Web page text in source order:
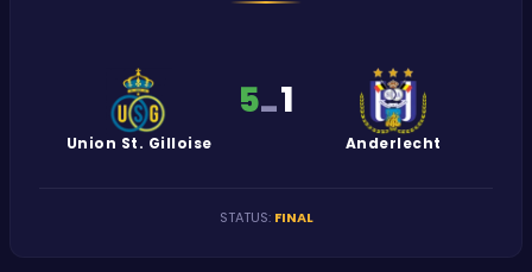
Union St. Gilloise
5-1
Anderlecht
STATUS: FINAL